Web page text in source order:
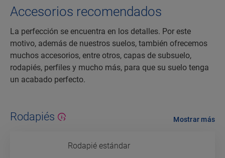
Accesorios recomendados
La perfección se encuentra en los detalles. Por este
motivo, además de nuestros suelos, también ofrecemos
muchos accesorios, entre otros, capas de subsuelo,
rodapiés, perfiles y mucho más, para que su suelo tenga
un acabado perfecto.
Rodapiés
Rodapié estándar
Mostrar más